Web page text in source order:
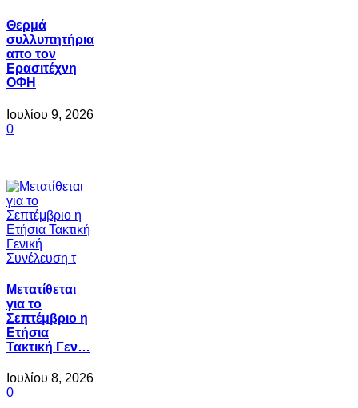
Θερμά
συλλυπητήρια
απο τον
Ερασιτέχνη
ΟΦΗ
Ιουλίου 9, 2026
0
Μετατίθεται
για το
Σεπτέμβριο η
Ετήσια
Τακτική Γεν…
Ιουλίου 8, 2026
0